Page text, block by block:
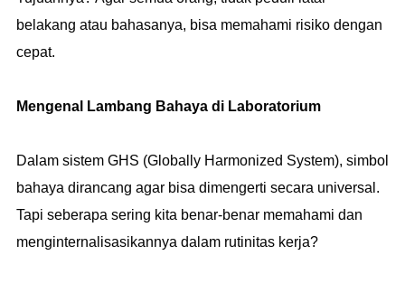
belakang atau bahasanya, bisa memahami risiko dengan
cepat.
Mengenal Lambang Bahaya di Laboratorium
Dalam sistem GHS (Globally Harmonized System), simbol
bahaya dirancang agar bisa dimengerti secara universal.
Tapi seberapa sering kita benar-benar memahami dan
menginternalisasikannya dalam rutinitas kerja?